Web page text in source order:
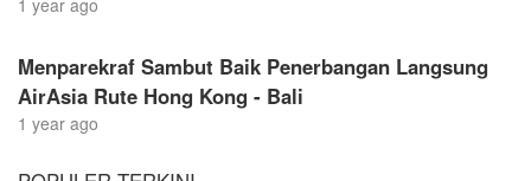
Menparekraf Sambut Baik Penerbangan Langsung
AirAsia Rute Hong Kong - Bali
1 year ago